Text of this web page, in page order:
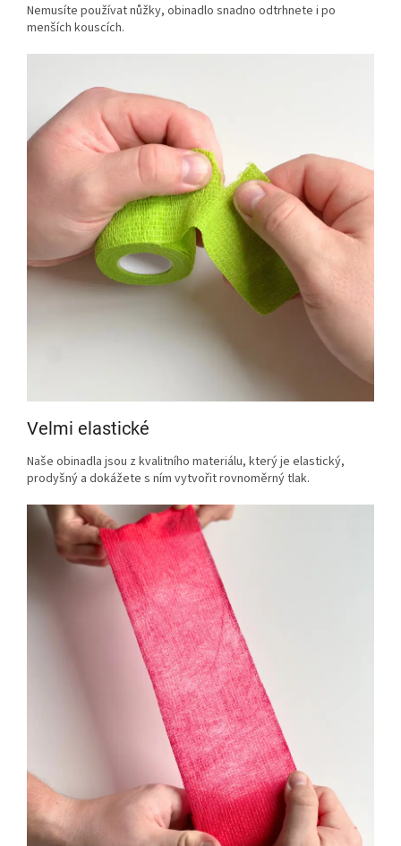
Nemusíte používat nůžky, obinadlo snadno odtrhnete i po
menších kouscích.
Velmi elastické
Naše obinadla jsou z kvalitního materiálu, který je elastický,
prodyšný a dokážete s ním vytvořit rovnoměrný tlak.